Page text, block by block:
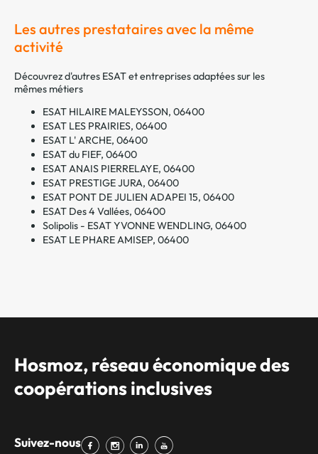
Les autres prestataires avec la même
activité
Découvrez d'autres ESAT et entreprises adaptées sur les
mêmes métiers
ESAT HILAIRE MALEYSSON, 06400
ESAT LES PRAIRIES, 06400
ESAT L' ARCHE, 06400
ESAT du FIEF, 06400
ESAT ANAIS PIERRELAYE, 06400
ESAT PRESTIGE JURA, 06400
ESAT PONT DE JULIEN ADAPEI 15, 06400
ESAT Des 4 Vallées, 06400
Solipolis - ESAT YVONNE WENDLING, 06400
ESAT LE PHARE AMISEP, 06400
Hosmoz, réseau économique des
coopérations inclusives
Suivez-nous